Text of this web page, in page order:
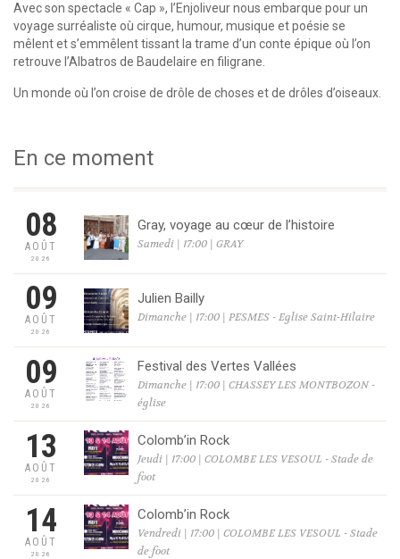
Avec son spectacle « Cap », l’Enjoliveur nous embarque pour un
voyage surréaliste où cirque, humour, musique et poésie se
mêlent et s’emmêlent tissant la trame d’un conte épique où l’on
retrouve l’Albatros de Baudelaire en filigrane.
Un monde où l’on croise de drôle de choses et de drôles d’oiseaux.
En ce moment
08
AOÛT
2026
Gray, voyage au cœur de l’histoire
Samedi | 17:00 | GRAY
09
AOÛT
2026
Julien Bailly
Dimanche | 17:00 | PESMES - Eglise Saint-Hilaire
09
AOÛT
2026
Festival des Vertes Vallées
Dimanche | 17:00 | CHASSEY LES MONTBOZON -
église
13
AOÛT
2026
Colomb’in Rock
Jeudi | 17:00 | COLOMBE LES VESOUL - Stade de
foot
14
AOÛT
2026
Colomb’in Rock
Vendredi | 17:00 | COLOMBE LES VESOUL - Stade
de foot